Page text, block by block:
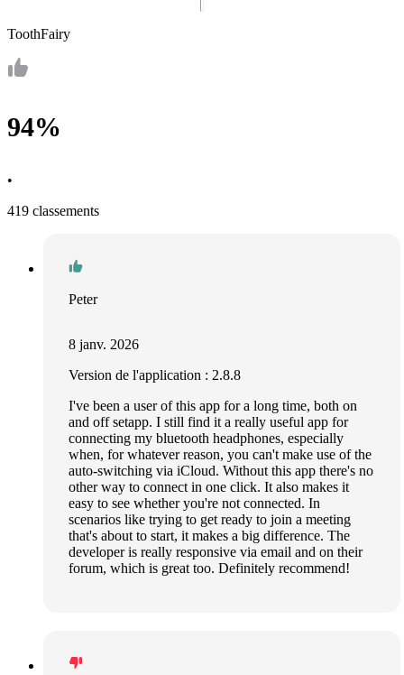
ToothFairy
94%
•
419 classements
Peter
8 janv. 2026
Version de l'application : 2.8.8
I've been a user of this app for a long time, both on
and off setapp. I still find it a really useful app for
connecting my bluetooth headphones, especially
when, for whatever reason, you can't make use of the
auto-switching via iCloud. Without this app there's no
other way to connect in one click. It also makes it
easy to see whether you're not connected. In
scenarios like trying to get ready to join a meeting
that's about to start, it makes a big difference. The
developer is really responsive via email and on their
forum, which is great too. Definitely recommend!